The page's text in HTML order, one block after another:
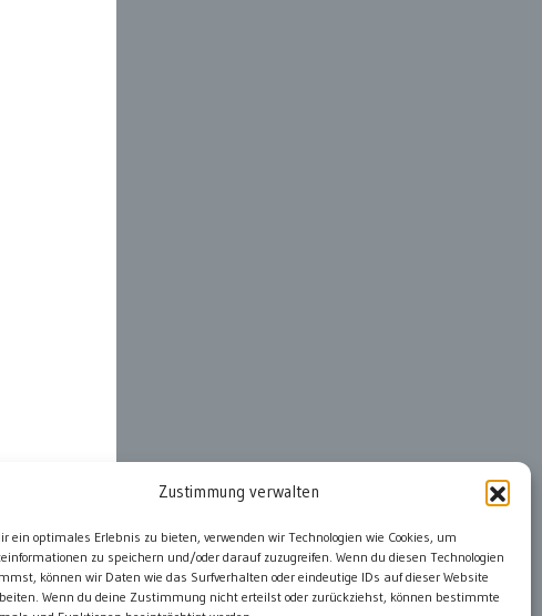
Zustimmung verwalten
ein optimales Erlebnis zu bieten, verwenden wir Technologien wie Cookies, um
zu speichern und/oder darauf zuzugreifen. Wenn du diesen Technologien
können wir Daten wie das Surfverhalten oder eindeutige IDs auf dieser Website
Wenn du deine Zustimmung nicht erteilst oder zurückziehst, können bestimmte